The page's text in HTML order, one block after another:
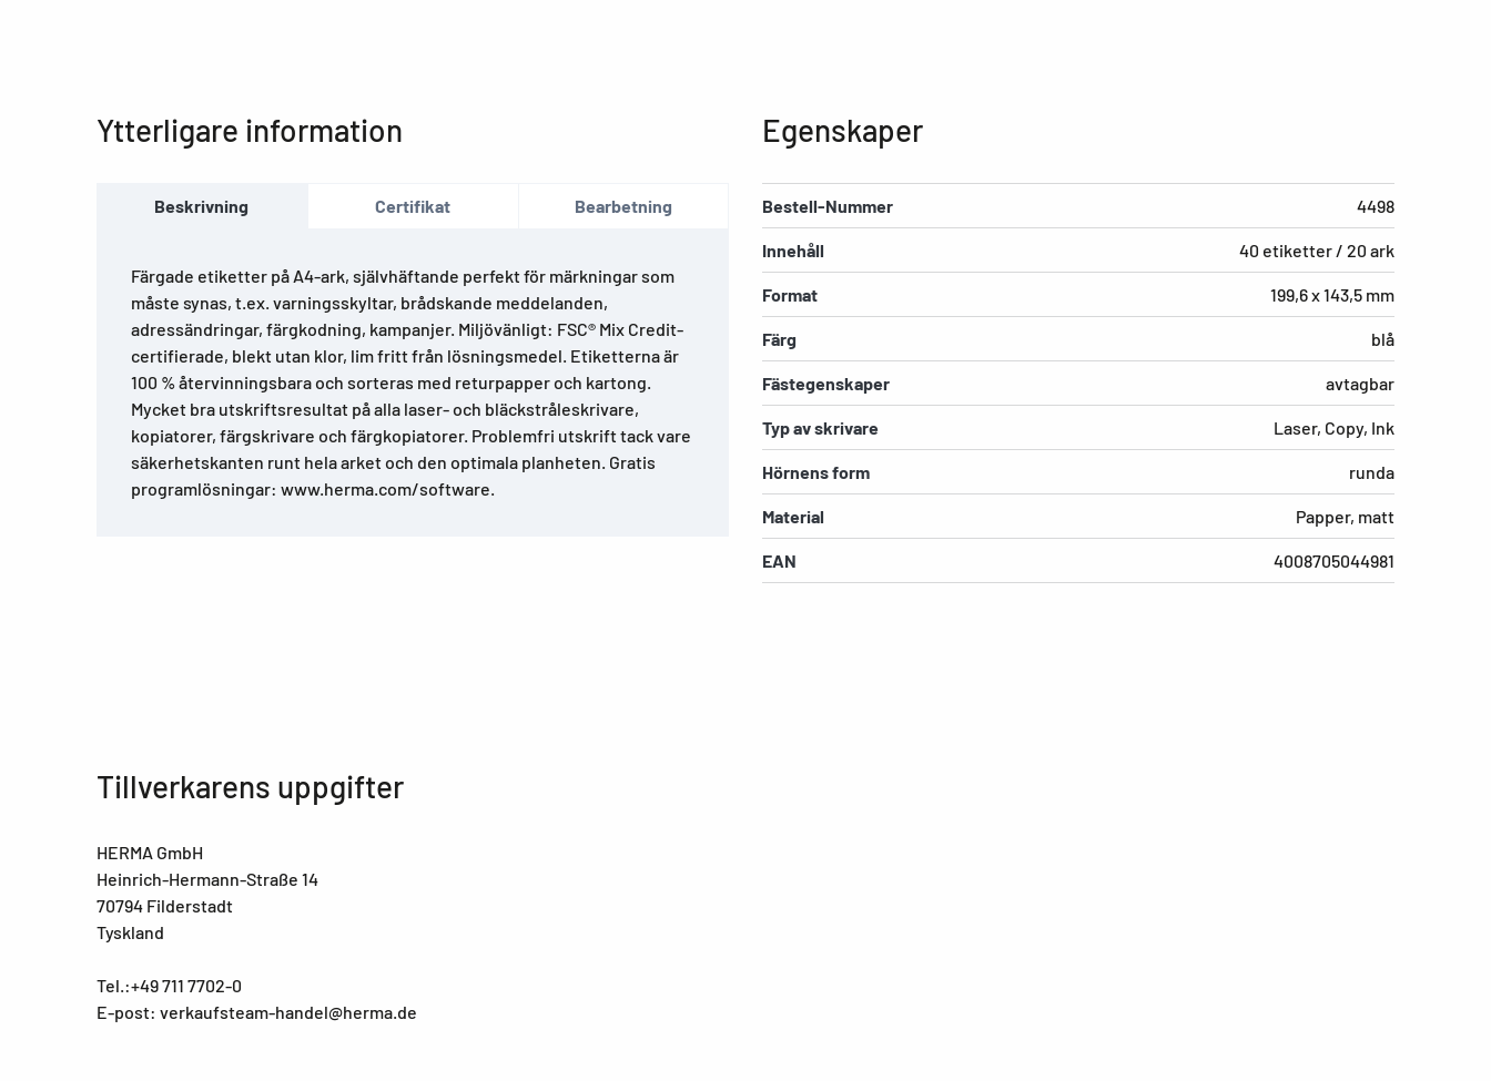
Ytterligare information
Beskrivning Certifikat Bearbetning
Färgade etiketter på A4-ark, självhäftande perfekt för märkningar som
måste synas, t.ex. varningsskyltar, brådskande meddelanden,
adressändringar, färgkodning, kampanjer. Miljövänligt: FSC® Mix Credit-
certifierade, blekt utan klor, lim fritt från lösningsmedel. Etiketterna är
100 % återvinningsbara och sorteras med returpapper och kartong.
Mycket bra utskriftsresultat på alla laser- och bläckstråleskrivare,
kopiatorer, färgskrivare och färgkopiatorer. Problemfri utskrift tack vare
säkerhetskanten runt hela arket och den optimala planheten. Gratis
programlösningar: www.herma.com/software.
Egenskaper
Bestell-Nummer 4498
Innehåll 40 etiketter / 20 ark
Format 199,6 x 143,5 mm
Färg blå
Fästegenskaper avtagbar
Typ av skrivare Laser, Copy, Ink
Hörnens form runda
Material Papper, matt
EAN 4008705044981
Tillverkarens uppgifter
HERMA GmbH
Heinrich-Hermann-Straße 14
70794 Filderstadt
Tyskland
Tel.:+49 711 7702-0
E-post: verkaufsteam-handel@herma.de